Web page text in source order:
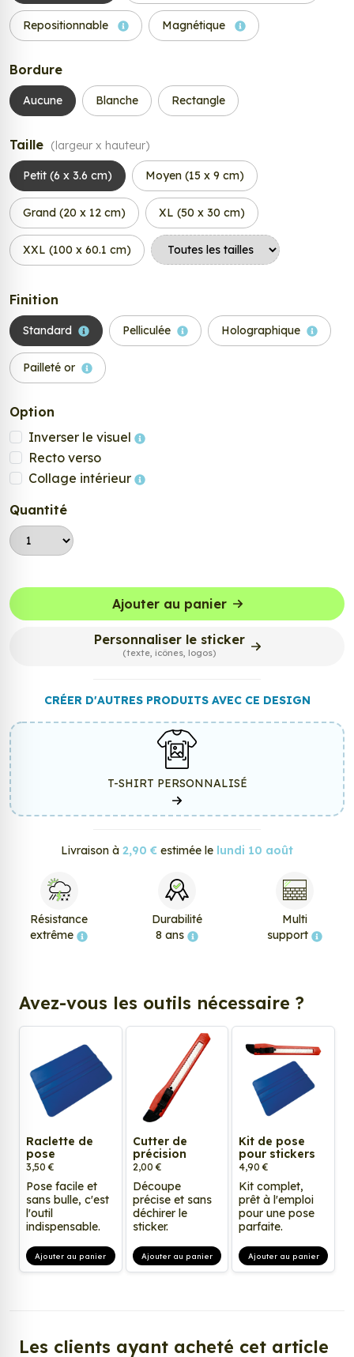
Repositionnable Magnétique
Bordure
Aucune Blanche Rectangle
Taille (largeur x hauteur)
Petit (6 x 3.6 cm) Moyen (15 x 9 cm)
Grand (20 x 12 cm) XL (50 x 30 cm)
XXL (100 x 60.1 cm)
Finition
Standard Pelliculée Holographique
Pailleté or
Option
Inverser le visuel
Recto verso
Collage intérieur
Quantité
Ajouter au panier
Personnaliser le sticker
(texte, icônes, logos)
CRÉER D'AUTRES PRODUITS AVEC CE DESIGN
T-SHIRT PERSONNALISÉ
Livraison à 2,90 € estimée le lundi 10 août
Résistance
extrême
Durabilité
8 ans
Multi
support
Avez-vous les outils nécessaire ?
Raclette de
pose
3,50 €
Pose facile et
sans bulle, c'est
l'outil
indispensable.
Ajouter au panier
Cutter de
précision
2,00 €
Découpe
précise et sans
déchirer le
sticker.
Ajouter au panier
Kit de pose
pour stickers
4,90 €
Kit complet,
prêt à l'emploi
pour une pose
parfaite.
Ajouter au panier
Les clients ayant acheté cet article